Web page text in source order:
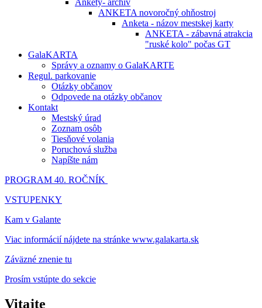
Ankety- archív
ANKETA novoročný ohňostroj
Anketa - názov mestskej karty
ANKETA - zábavná atrakcia
"ruské kolo" počas GT
GalaKARTA
Správy a oznamy o GalaKARTE
Regul. parkovanie
Otázky občanov
Odpovede na otázky občanov
Kontakt
Mestský úrad
Zoznam osôb
Tiesňové volania
Poruchová služba
Napíšte nám
PROGRAM 40. ROČNÍK
VSTUPENKY
Kam v Galante
Viac informácií nájdete na stránke www.galakarta.sk
Záväzné znenie tu
Prosím vstúpte do sekcie
Vitajte